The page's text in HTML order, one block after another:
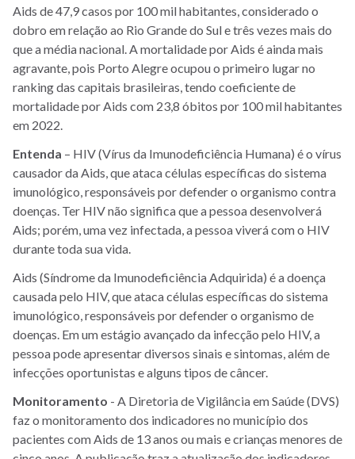
Aids de 47,9 casos por 100 mil habitantes, considerado o
dobro em relação ao Rio Grande do Sul e três vezes mais do
que a média nacional. A mortalidade por Aids é ainda mais
agravante, pois Porto Alegre ocupou o primeiro lugar no
ranking das capitais brasileiras, tendo coeficiente de
mortalidade por Aids com 23,8 óbitos por 100 mil habitantes
em 2022.
Entenda – HIV (Vírus da Imunodeficiência Humana) é o vírus
causador da Aids, que ataca células específicas do sistema
imunológico, responsáveis por defender o organismo contra
doenças. Ter HIV não significa que a pessoa desenvolverá
Aids; porém, uma vez infectada, a pessoa viverá com o HIV
durante toda sua vida.
Aids (Síndrome da Imunodeficiência Adquirida) é a doença
causada pelo HIV, que ataca células específicas do sistema
imunológico, responsáveis por defender o organismo de
doenças. Em um estágio avançado da infecção pelo HIV, a
pessoa pode apresentar diversos sinais e sintomas, além de
infecções oportunistas e alguns tipos de câncer.
Monitoramento - A Diretoria de Vigilância em Saúde (DVS)
faz o monitoramento dos indicadores no município dos
pacientes com Aids de 13 anos ou mais e crianças menores de